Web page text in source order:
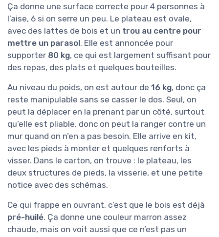
Ça donne une surface correcte pour 4 personnes à
l’aise, 6 si on serre un peu. Le plateau est ovale,
avec des lattes de bois et un trou au centre pour
mettre un parasol. Elle est annoncée pour
supporter 80 kg, ce qui est largement suffisant pour
des repas, des plats et quelques bouteilles.
Au niveau du poids, on est autour de 16 kg, donc ça
reste manipulable sans se casser le dos. Seul, on
peut la déplacer en la prenant par un côté, surtout
qu’elle est pliable, donc on peut la ranger contre un
mur quand on n’en a pas besoin. Elle arrive en kit,
avec les pieds à monter et quelques renforts à
visser. Dans le carton, on trouve : le plateau, les
deux structures de pieds, la visserie, et une petite
notice avec des schémas.
Ce qui frappe en ouvrant, c’est que le bois est déjà
pré-huilé. Ça donne une couleur marron assez
chaude, mais on voit aussi que ce n’est pas un